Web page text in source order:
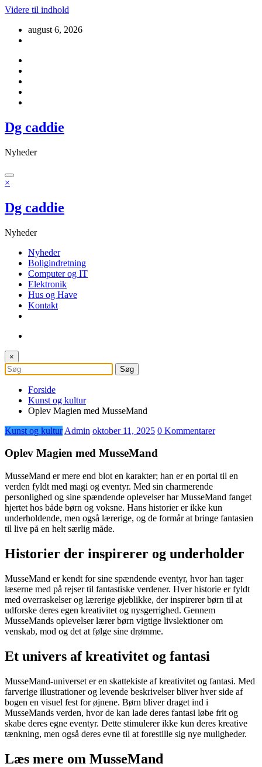
Videre til indhold
august 6, 2026
Dg caddie
Nyheder
×
Dg caddie
Nyheder
Nyheder
Boligindretning
Computer og IT
Elektronik
Hus og Have
Kontakt
×
Forside
Kunst og kultur
Oplev Magien med MusseMand
Kunst og kultur Admin oktober 11, 2025 0 Kommentarer
Oplev Magien med MusseMand
MusseMand er mere end blot en karakter; han er en portal til en
verden fyldt med magi og eventyr. Med sin charmerende
personlighed og sine spændende oplevelser har MusseMand fanget
hjertet hos både børn og voksne. Hans historier er ikke kun
underholdende, men også lærerige, og de formår at bringe fantasien
til live på en helt særlig måde.
Historier der inspirerer og underholder
MusseMand er kendt for sine spændende eventyr, hvor han tager
læserne med på rejser til fantastiske verdener. Hver historie er fyldt
med overraskelser og lærerige øjeblikke, der inspirerer børn til at
udforske deres egen kreativitet og nysgerrighed. Gennem
MusseMands oplevelser lærer børn vigtige livslektioner om
venskab, mod og det at følge sine drømme.
Et univers af kreativitet og fantasi
MusseMand-universet er en skattekiste af kreativitet og fantasi. Med
farverige illustrationer og levende beskrivelser bliver hver side af
bogen en visuel fest for øjnene. Børn bliver draget ind i
MusseMands verden, hvor de kan lade deres fantasi løbe frit og
skabe deres egne eventyr. Dette stimulerer ikke kun deres kreative
tænkning, men også deres evne til at forestille sig nye muligheder.
Læs mere om MusseMand